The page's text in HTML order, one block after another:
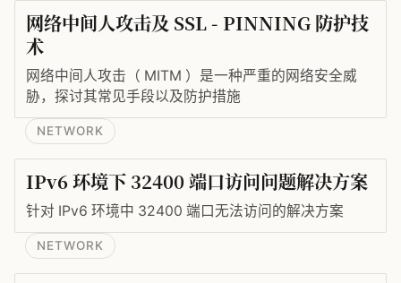
网络中间人攻击及 SSL - PINNING 防护技
术
网络中间人攻击（ MITM ）是一种严重的网络安全威
胁，探讨其常见手段以及防护措施
NETWORK
IPv6 环境下 32400 端口访问问题解决方案
针对 IPv6 环境中 32400 端口无法访问的解决方案
NETWORK